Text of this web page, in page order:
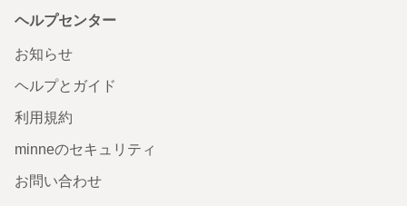
ヘルプセンター
お知らせ
ヘルプとガイド
利用規約
minneのセキュリティ
お問い合わせ